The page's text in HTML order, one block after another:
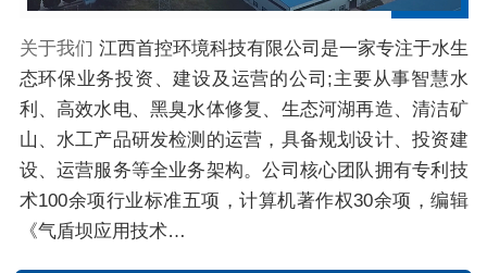
关于我们 江西首控环境科技有限公司是一家专注于水生
态环保业务投资、建设及运营的公司;主要从事智慧水
利、高效水电、黑臭水体修复、生态河湖再造、清洁矿
山、水工产品研发检测的运营，具备规划设计、投资建
设、运营服务等全业务架构。公司核心团队拥有专利技
术100余项行业标准五项，计算机著作权30余项，编辑
《气盾坝应用技术…